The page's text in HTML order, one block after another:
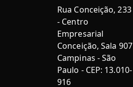
Rua Conceição, 233
- Centro
Empresarial
Conceição, Sala 907
Campinas - São
Paulo - CEP: 13.010-
916